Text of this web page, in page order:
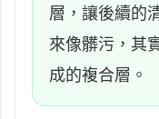
層，讓後續的
來像髒污，其
成的複合層。